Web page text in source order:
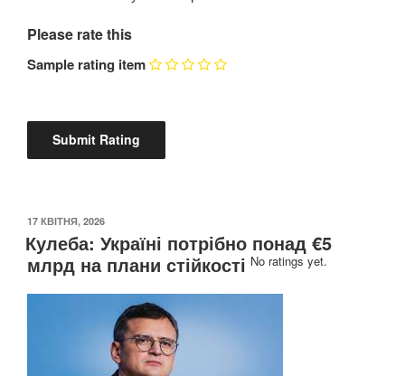
Please rate this
Sample rating item
ОПУБЛІКОВАНО
17 КВІТНЯ, 2026
Кулеба: Україні потрібно понад €5
млрд на плани стійкості No ratings yet.